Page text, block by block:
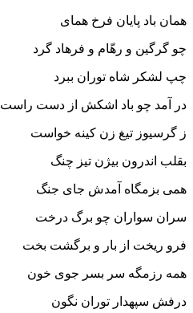
همان باد پایان فرخ هماى‏
چو گرگین و رهّام و فرهاد گرد
چپ لشکر شاه توران ببرد
در آمد چو باد اشکش از دست راست
ز گرسیوز تیغ زن کینه خواست‏
بقلب اندرون بیژن تیز چنگ
همى بزمگاه آمدش جاى جنگ‏
سران سواران چو برگ درخت
فرو ریخت از بار و برگشت بخت‏
همه رزمگه سر بسر جوى خون
درفش سپهدار توران نگون‏